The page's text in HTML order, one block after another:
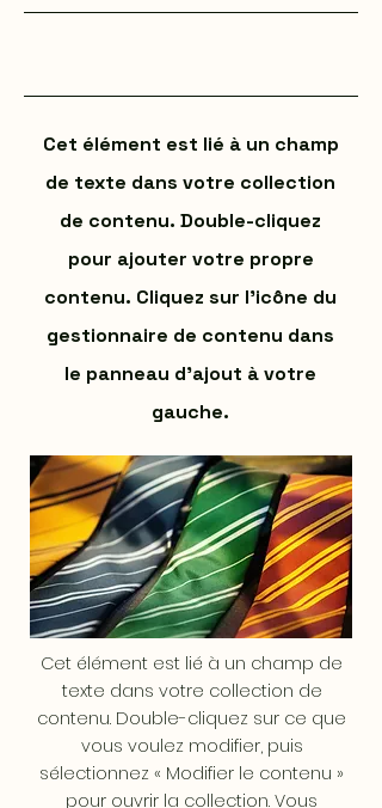
Cet élément est lié à un champ
de texte dans votre collection
de contenu. Double-cliquez
pour ajouter votre propre
contenu. Cliquez sur l'icône du
gestionnaire de contenu dans
le panneau d'ajout à votre
gauche.
Cet élément est lié à un champ de
texte dans votre collection de
contenu. Double-cliquez sur ce que
vous voulez modifier, puis
sélectionnez « Modifier le contenu »
pour ouvrir la collection. Vous